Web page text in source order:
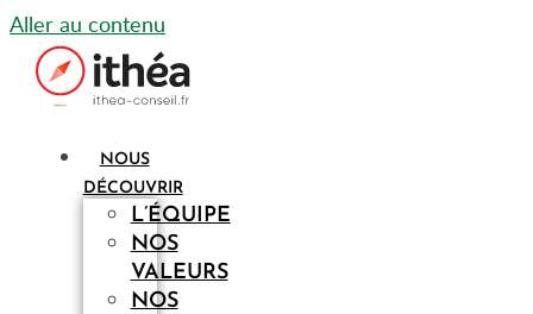
Aller au contenu
NOUS
DÉCOUVRIR
L’ÉQUIPE
NOS
VALEURS
NOS